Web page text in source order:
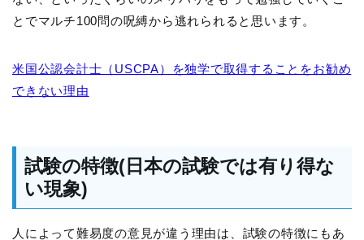
とでマルチ100問の呪縛から逃れられると思います。
米国公認会計士（USCPA）を独学で取得することをお勧め
できない理由
試験の特徴(日本の試験では有り得な
い現象)
人によって難易度の意見が違う理由は、試験の特徴にもあ